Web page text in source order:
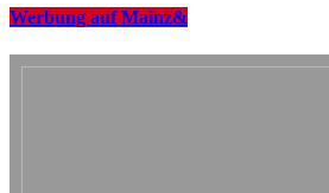
Werbung auf Mainz&